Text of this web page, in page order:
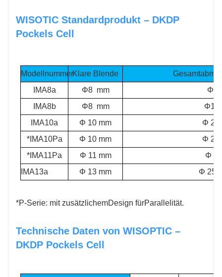
WISOTIC Standardprodukt – DKDP
Pockels Cell
ModellnummerKlare Blende
IMA8a
Φ8 mm
IMA8b
Φ8 mm
IMA10a
Φ 10 mm Φ
*IMA10Pa
Φ 10 mm Φ
*IMA11Pa
Φ 11mm Φ
IMA13a
Φ 13 mm Φ 25,3
*P-Serie: mit zusätzlichemDesign fürParallelität.
Technische Daten von WISOPTIC –
DKDP Pockels Cell